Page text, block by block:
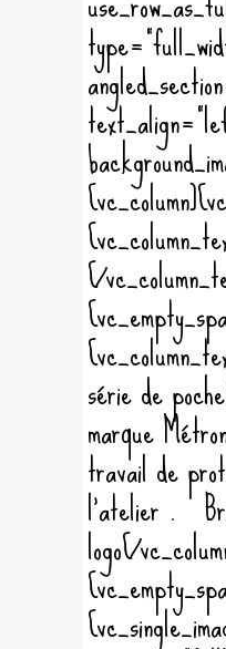
[/
série de
marque
travail de
l'atelier .
logo[/